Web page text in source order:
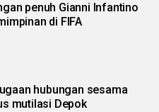
penuh Gianni Infantino
di FIFA
hubungan sesama
mutilasi Depok